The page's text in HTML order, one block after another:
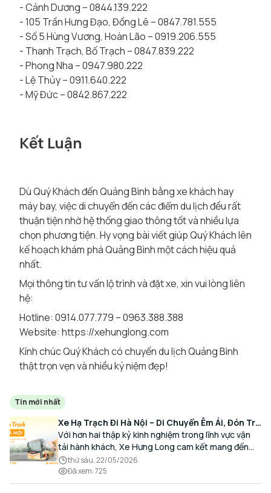
- Cảnh Dương – 0844.139.222
- 105 Trần Hưng Đạo, Đồng Lê – 0847.781.555
- Số 5 Hùng Vương, Hoàn Lão – 0919.206.555
- Thanh Trạch, Bố Trạch – 0847.839.222
- Phong Nha – 0947.980.222
- Lệ Thủy – 0911.640.222
- Mỹ Đức – 0842.867.222
Kết Luận
Dù Quý Khách đến Quảng Bình bằng xe khách hay
máy bay, việc di chuyển đến các điểm du lịch đều rất
thuận tiện nhờ hệ thống giao thông tốt và nhiều lựa
chọn phương tiện. Hy vọng bài viết giúp Quý Khách lên
kế hoạch khám phá Quảng Bình một cách hiệu quả
nhất.
Mọi thông tin tư vấn lộ trình và đặt xe, xin vui lòng liên
hệ:
Hotline: 0914.077.779 – 0963.388.388
Website: https://xehunglong.com
Kính chúc Quý Khách có chuyến du lịch Quảng Bình
thật trọn vẹn và nhiều kỷ niệm đẹp!
Tin mới nhất
Xe Hạ Trạch Đi Hà Nội – Di Chuyển Êm Ái, Đón Trả
Tận Nơi Cùng Xe Hưng Long
Với hơn hai thập kỷ kinh nghiệm trong lĩnh vực vận
tải hành khách, Xe Hưng Long cam kết mang đến
cho Quý Khách một hành trình di chuyển trọn vẹn,
thoải mái và đúng giờ.
thứ sáu, 22/05/2026
Đã xem:725